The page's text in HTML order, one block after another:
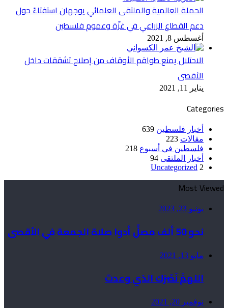
الحملة العالمية والملتقى العلمائي يوجهان استفتاءً حول
دعم القطاع الزراعي في غزّة وعموم فلسطين
أغسطس 8, 2021
الاحتلال يمنع طواقم الأوقاف من إصلاح تشققات داخل
الأقصى
يناير 11, 2021
Categories
أخبار فلسطين 639
مقالات 223
فلسطين في أسبوع 218
أخبار الملتقى 94
Uncategorized 2
Most Viewed
يونيو 23, 2023
نحو 50 ألف مصلٍّ أدوا صلاة الجمعة في الأقصى
مايو 13, 2021
اللهمَّ نَصْرَك الذي وعدتَ
نوفمبر 20, 2021